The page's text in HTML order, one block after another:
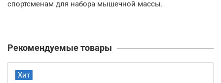
спортсменам для набора мышечной массы.
Рекомендуемые товары
Хит